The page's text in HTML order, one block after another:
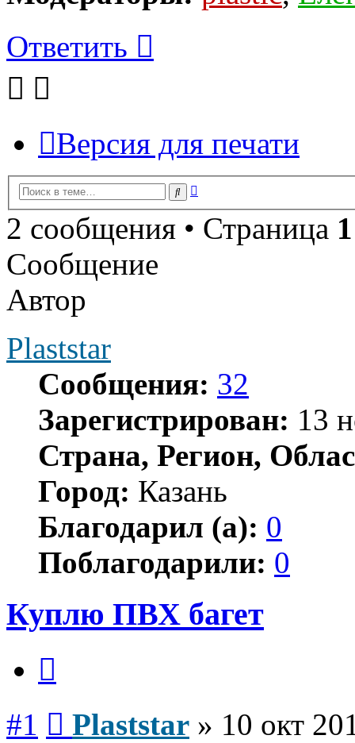
Ответить
Версия для печати
Поиск
2 сообщения • Страница 1
Сообщение
Автор
Plaststar
Сообщения: 32
Зарегистрирован: 13
Страна, Регион,
Город: Казань
Благодарил (а): 0
Поблагодарили: 0
Куплю ПВХ багет
#1 Plaststar » 10 окт